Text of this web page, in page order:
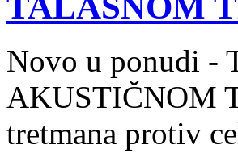
Novo u ponudi -
AKUSTIČNOM
tretmana protiv